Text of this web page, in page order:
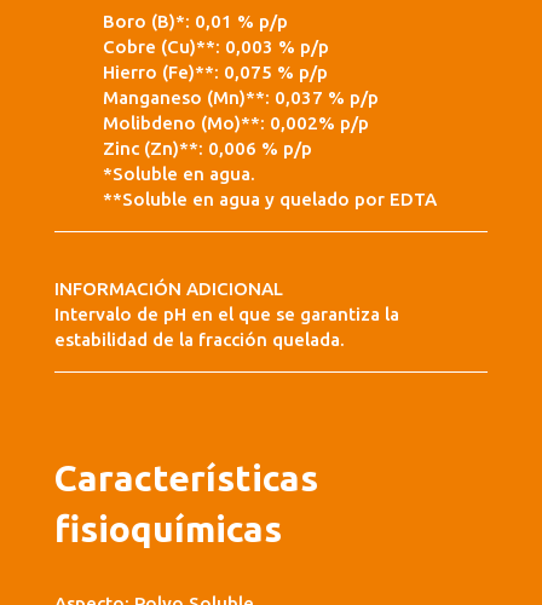
Boro (B)*: 0,01 % p/p
Cobre (Cu)**: 0,003 % p/p
Hierro (Fe)**: 0,075 % p/p
Manganeso (Mn)**: 0,037 % p/p
Molibdeno (Mo)**: 0,002% p/p
Zinc (Zn)**: 0,006 % p/p
*Soluble en agua.
**Soluble en agua y quelado por EDTA
INFORMACIÓN ADICIONAL
Intervalo de pH en el que se garantiza la
estabilidad de la fracción quelada.
Características
fisioquímicas